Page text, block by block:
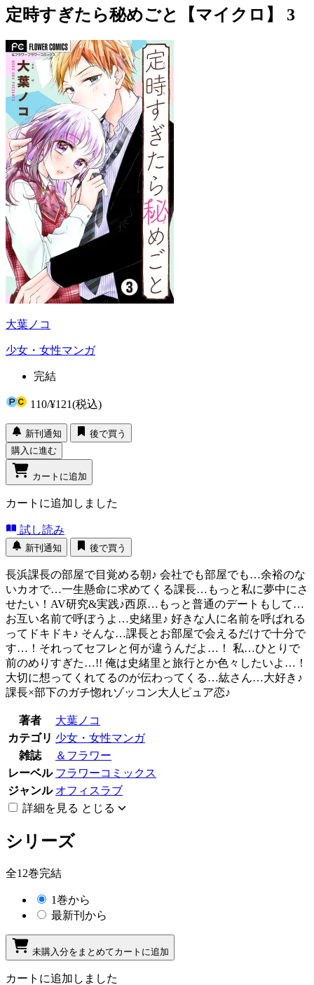
定時すぎたら秘めごと【マイクロ】 3
大葉ノコ
少女・女性マンガ
完結
110/¥121(税込)
新刊通知
後で買う
購入に進む
カートに追加
カートに追加しました
試し読み
新刊通知 後で買う
長浜課長の部屋で目覚める朝♪ 会社でも部屋でも…余裕のな
いカオで…一生懸命に求めてくる課長…もっと私に夢中にさ
せたい！AV研究&実践♪西原…もっと普通のデートもして…
お互い名前で呼ぼうよ…史緒里♪ 好きな人に名前を呼ばれる
ってドキドキ♪ そんな…課長とお部屋で会えるだけで十分で
す…！それってセフレと何が違うんだよ…！ 私…ひとりで
前のめりすぎた…!! 俺は史緒里と旅行とか色々したいよ…！
大切に想ってくれてるのが伝わってくる…紘さん…大好き♪
課長×部下のガチ惚れゾッコン大人ピュア恋♪
著者
大葉ノコ
カテゴリ 少女・女性マンガ
雑誌
＆フラワー
レーベル フラワーコミックス
ジャンル オフィスラブ
詳細を見る とじる
シリーズ
全12巻完結
1巻から
最新刊から
未購入分をまとめてカートに追加
カートに追加しました